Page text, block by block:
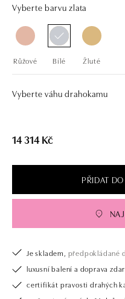
Vyberte barvu zlata
Růžové Bílé Žluté
Vyberte váhu drahokamu
14 314 Kč
PŘIDAT
Je skladem, předpokládané
luxusní balení a doprava
certifikát pravosti drahých